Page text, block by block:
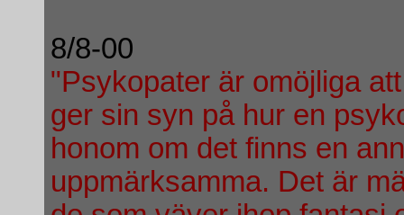
8/8-00
"Psykopater är omöjliga
ger sin syn på hur en
honom om det finns en
uppmärksamma. Det är